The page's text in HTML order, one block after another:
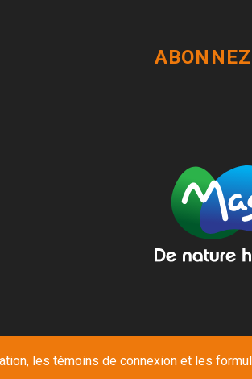
les témoins de connexion et les